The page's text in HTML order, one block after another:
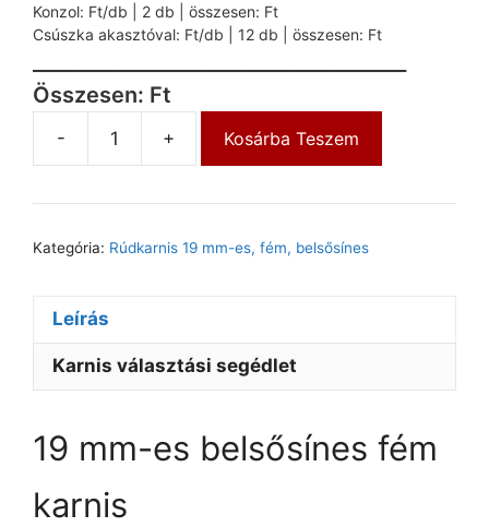
Konzol: Ft/db | 2 db | összesen: Ft
Csúszka akasztóval: Ft/db | 12 db | összesen: Ft
Összesen: Ft
- + Kosárba Teszem
Kategória: Rúdkarnis 19 mm-es, fém, belsősínes
Leírás
Karnis választási segédlet
19 mm-es belsősínes fém
karnis